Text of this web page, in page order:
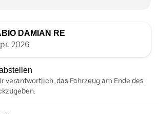
DAMIAN RE
2026
verantwortlich, das Fahrzeug am Ende des